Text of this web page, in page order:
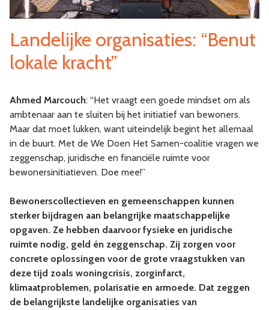
Landelijke organisaties: “Benut
lokale kracht”
Ahmed Marcouch: “Het vraagt een goede mindset om als
ambtenaar aan te sluiten bij het initiatief van bewoners.
Maar dat moet lukken, want uiteindelijk begint het allemaal
in de buurt. Met de We Doen Het Samen-coalitie vragen we
zeggenschap, juridische en financiële ruimte voor
bewonersinitiatieven. Doe mee!”
Bewonerscollectieven en gemeenschappen kunnen
sterker bijdragen aan belangrijke maatschappelijke
opgaven. Ze hebben daarvoor fysieke en juridische
ruimte nodig, geld én zeggenschap. Zij zorgen voor
concrete oplossingen voor de grote vraagstukken van
deze tijd zoals woningcrisis, zorginfarct,
klimaatproblemen, polarisatie en armoede. Dat zeggen
de belangrijkste landelijke organisaties van